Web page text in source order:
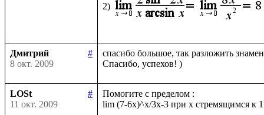
2)
Дмитрий
#
8 окт. 2009
спасибо большое, так разложить
LOSt
#
11 окт. 2009
Помогите с пределом :